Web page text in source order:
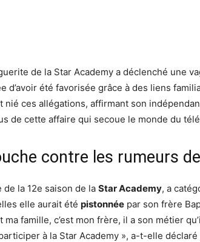
de la Star Academy a déclenché une
d’avoir été favorisée grâce à des liens
nié ces allégations, affirmant son
de cette affaire qui secoue le monde du
contre les rumeurs
la 12e saison de la Star Academy, a
elle aurait été pistonnée par son frère
ma famille, c’est mon frère, il a son métier
à la Star Academy », a-t-elle déclaré